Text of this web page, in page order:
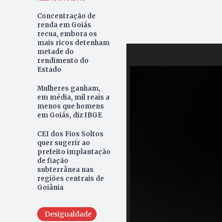
Concentração de
renda em Goiás
recua, embora os
mais ricos detenham
metade do
rendimento do
Estado
Mulheres ganham,
em média, mil reais a
menos que homens
em Goiás, diz IBGE
CEI dos Fios Soltos
quer sugerir ao
prefeito implantação
de fiação
subterrânea nas
regiões centrais de
Goiânia
Desigualdade